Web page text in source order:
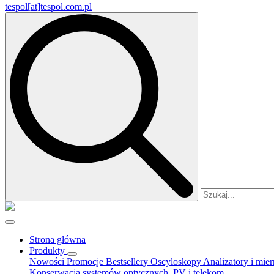
tespol[at]tespol.com.pl
Strona główna
Produkty
Nowości Promocje Bestsellery Oscyloskopy Analizatory i